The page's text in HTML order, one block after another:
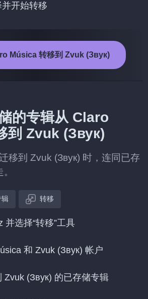
开始转移
Música 转移到 Zvuk (Звук)
的专辑从 Claro
到 Zvuk (Звук)
移到 Zvuk (Звук) 时，连同已存
转移
并选择“转移”工具
和 Zvuk (Звук) 帐户
Zvuk (Звук) 的已存储专辑